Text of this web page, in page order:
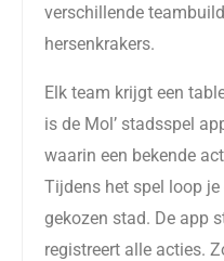
verschillende
hersenkrakers.
Elk team krijgt een
is de Mol’ stadsspel
waarin een bekende
Tijdens het spel loop
gekozen stad. De app
registreert alle acties.